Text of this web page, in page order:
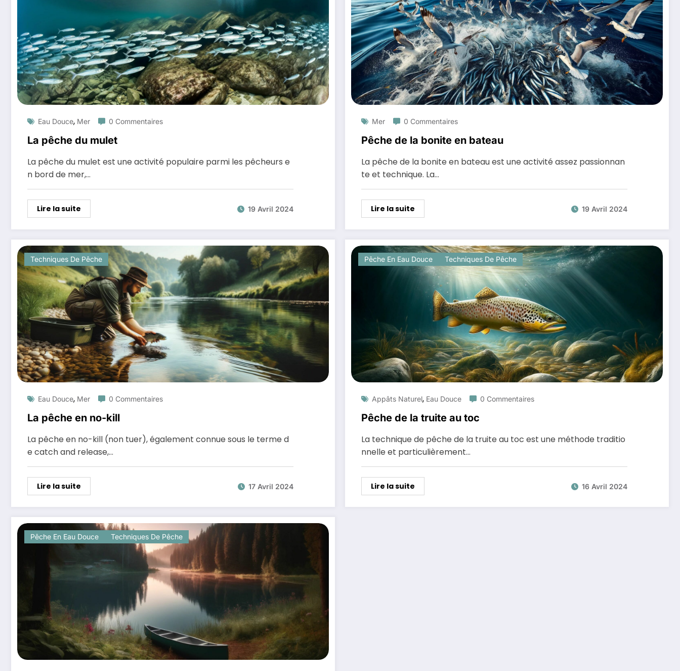
Eau Douce, Mer 0 Commentaires
La pêche du mulet
La pêche du mulet est une activité populaire parmi les pêcheurs e
n bord de mer,…
Lire la suite 19 Avril 2024
Mer 0 Commentaires
Pêche de la bonite en bateau
La pêche de la bonite en bateau est une activité assez passionnan
te et technique. La…
Lire la suite 19 Avril 2024
Techniques De Pêche
Eau Douce, Mer 0 Commentaires
La pêche en no-kill
La pêche en no-kill (non tuer), également connue sous le terme d
e catch and release,…
Lire la suite 17 Avril 2024
Pêche En Eau Douce Techniques De Pêche
Appâts Naturel, Eau Douce 0 Commentaires
Pêche de la truite au toc
La technique de pêche de la truite au toc est une méthode traditio
nnelle et particulièrement…
Lire la suite 16 Avril 2024
Pêche En Eau Douce Techniques De Pêche